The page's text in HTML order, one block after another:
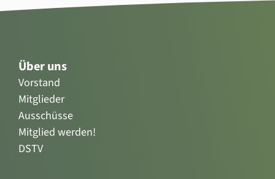
Über uns
Vorstand
Mitglieder
Ausschüsse
Mitglied werden!
DSTV